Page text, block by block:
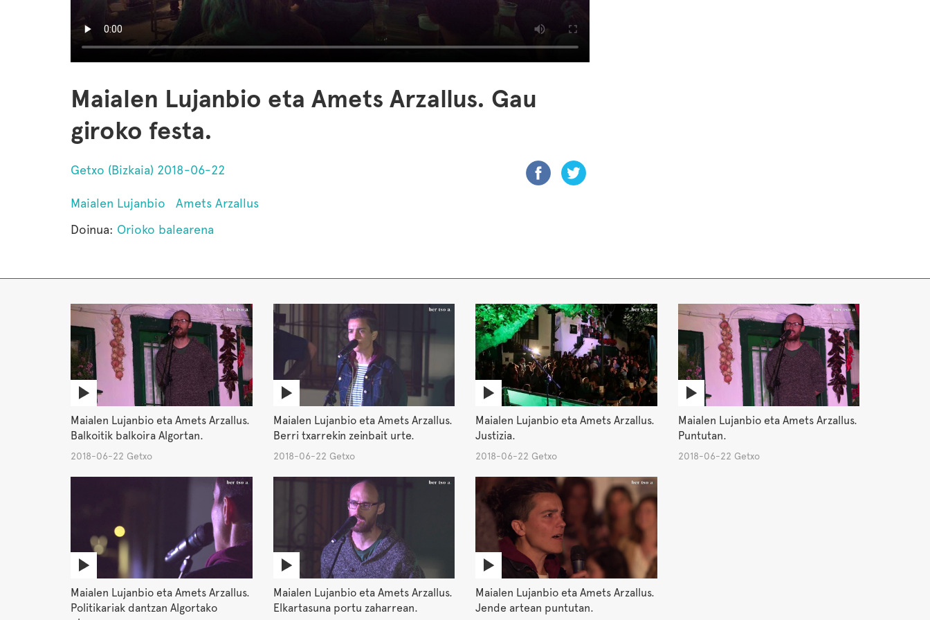
Maialen Lujanbio eta Amets Arzallus. Gau
giroko festa.
Getxo (Bizkaia) 2018-06-22
Maialen Lujanbio
Amets Arzallus
Doinua: Orioko balearena
Maialen Lujanbio eta Amets Arzallus.
Balkoitik balkoira Algortan.
2018-06-22 Getxo
Maialen Lujanbio eta Amets Arzallus.
Berri txarrekin zeinbait urte.
2018-06-22 Getxo
Maialen Lujanbio eta Amets Arzallus.
Justizia.
2018-06-22 Getxo
Maialen Lujanbio eta Amets Arzallus.
Puntutan.
2018-06-22 Getxo
Maialen Lujanbio eta Amets Arzallus.
Politikariak dantzan Algortako
Maialen Lujanbio eta Amets Arzallus.
Elkartasuna portu zaharrean.
Maialen Lujanbio eta Amets Arzallus.
Jende artean puntutan.